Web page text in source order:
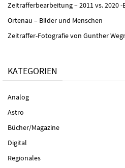
Zeitrafferbearbeitung – 2011 vs. 2020 -
Ortenau – Bilder und Menschen
Zeitraffer-Fotografie von Gunther
KATEGORIEN
Analog
Astro
Bücher/Magazine
Digital
Regionales